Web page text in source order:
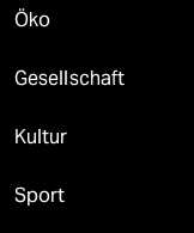
Öko
Gesellschaft
Kultur
Sport